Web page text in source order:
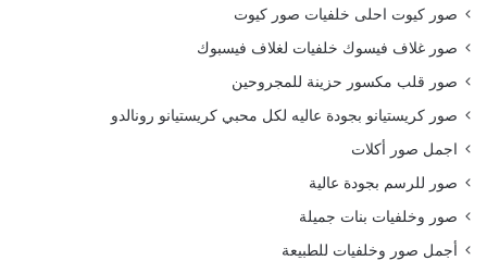
صور كيوت احلى خلفيات صور كيوت
صور غلاف فيسوك خلفيات لغلاف فيسبوك
صور قلب مكسور حزينة للمجروحين
صور كريستيانو بجودة عاليه لكل محبي كريستيانو رونالدو
اجمل صور أكلات
صور للرسم بجودة عالية
صور وخلفيات بنات جميلة
أجمل صور وخلفيات للطبيعة